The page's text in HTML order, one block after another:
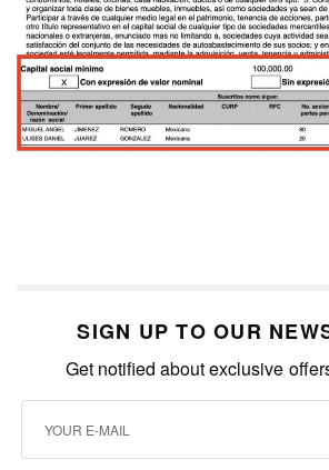
SIGN UP TO OUR
Get notified about exclusive